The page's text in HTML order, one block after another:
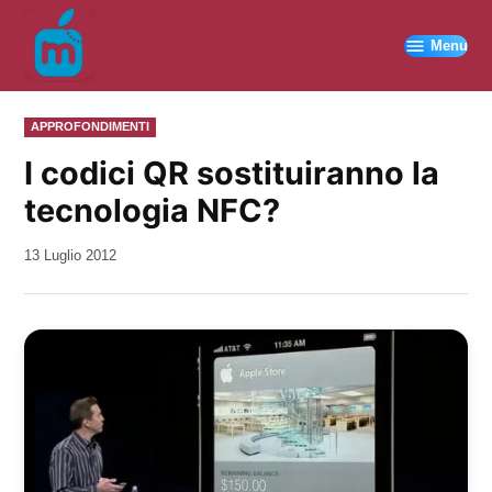
contenuto
Menu
PUBBLICATO
IN
APPROFONDIMENTI
I codici QR sostituiranno la
tecnologia NFC?
da
13 Luglio 2012